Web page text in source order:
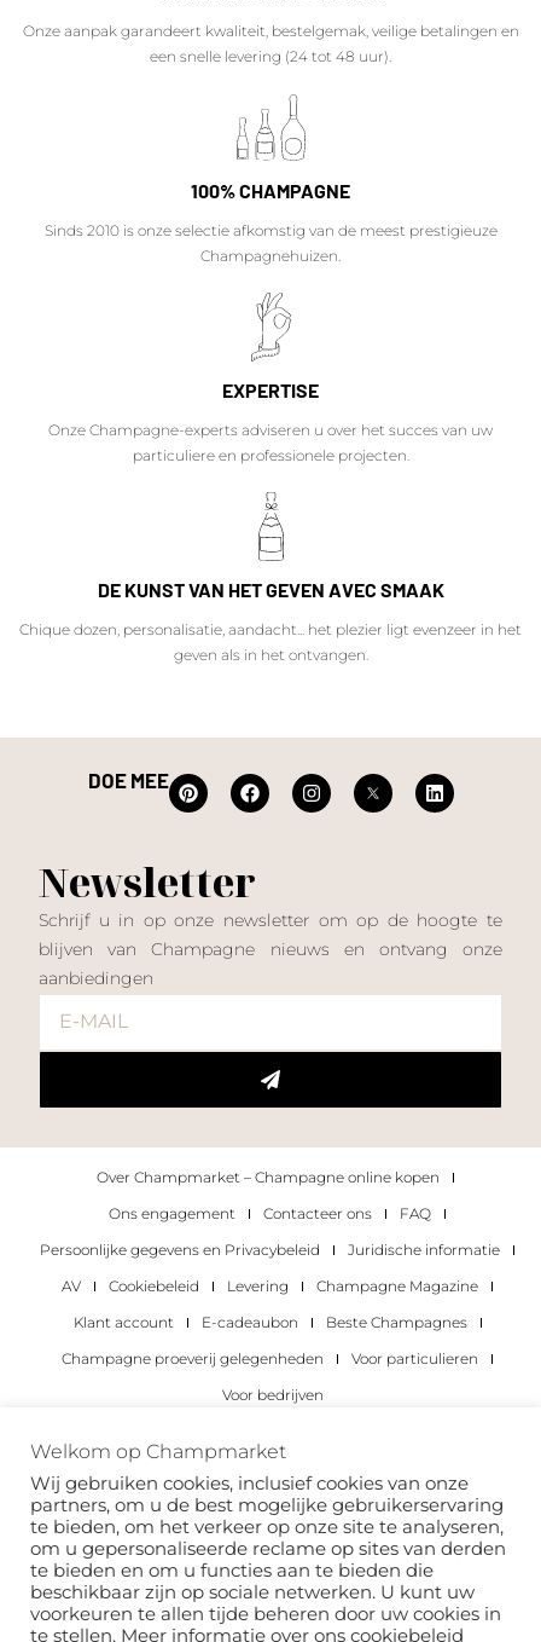
Onze aanpak garandeert kwaliteit, bestelgemak, veilige betalingen en
een snelle levering (24 tot 48 uur).
100% CHAMPAGNE
Sinds 2010 is onze selectie afkomstig van de meest prestigieuze
Champagnehuizen.
EXPERTISE
Onze Champagne-experts adviseren u over het succes van uw
particuliere en professionele projecten.
DE KUNST VAN HET GEVEN AVEC SMAAK
Chique dozen, personalisatie, aandacht... het plezier ligt evenzeer in het
geven als in het ontvangen.
DOE MEE
Newsletter
Schrijf u in op onze newsletter om op de hoogte te
blijven van Champagne nieuws en ontvang onze
aanbiedingen
Over Champmarket – Champagne online kopen
Ons engagement
Contacteer ons
FAQ
Persoonlijke gegevens en Privacybeleid
Juridische informatie
AV
Cookiebeleid Levering
Champagne Magazine
Klant account
E-cadeaubon
Beste Champagnes
Champagne proeverij gelegenheden
Voor particulieren
Voor bedrijven
Copyright 2022 © alle rechten voorbehouden.
Welkom op Champmarket
Wij gebruiken cookies, inclusief cookies van onze
partners, om u de best mogelijke gebruikerservaring
te bieden, om het verkeer op onze site te analyseren,
om u gepersonaliseerde reclame op sites van derden
te bieden en om u functies aan te bieden die
beschikbaar zijn op sociale netwerken. U kunt uw
voorkeuren te allen tijde beheren door uw cookies in
te stellen. Meer informatie over ons cookiebeleid